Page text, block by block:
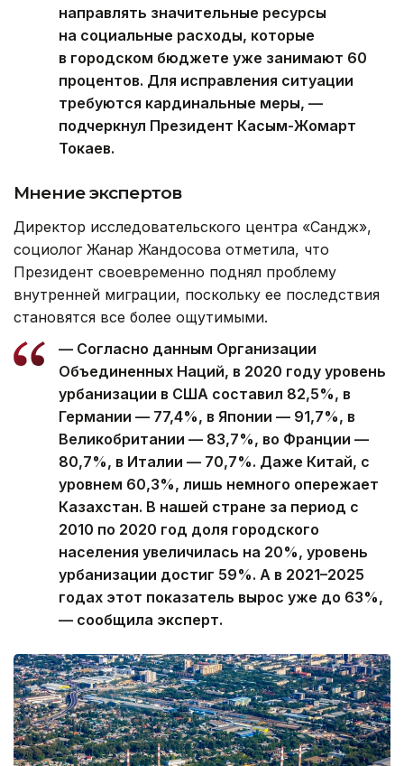
направлять значительные ресурсы
на социальные расходы, которые
в городском бюджете уже занимают 60
процентов. Для исправления ситуации
требуются кардинальные меры, —
подчеркнул Президент Касым-Жомарт
Токаев.
Мнение экспертов
Директор исследовательского центра «Сандж»,
социолог Жанар Жандосова отметила, что
Президент своевременно поднял проблему
внутренней миграции, поскольку ее последствия
становятся все более ощутимыми.
— Согласно данным Организации
Объединенных Наций, в 2020 году уровень
урбанизации в США составил 82,5%, в
Германии — 77,4%, в Японии — 91,7%, в
Великобритании — 83,7%, во Франции —
80,7%, в Италии — 70,7%. Даже Китай, с
уровнем 60,3%, лишь немного опережает
Казахстан. В нашей стране за период с
2010 по 2020 год доля городского
населения увеличилась на 20%, уровень
урбанизации достиг 59%. А в 2021–2025
годах этот показатель вырос уже до 63%,
— сообщила эксперт.